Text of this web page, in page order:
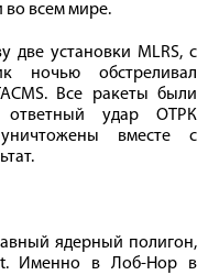
во всем мире.
две установки MLRS, с
ночью обстреливал
Все ракеты были
ответный удар ОТРК
вместе с
ядерный полигон,
Именно в Лоб-Нор в